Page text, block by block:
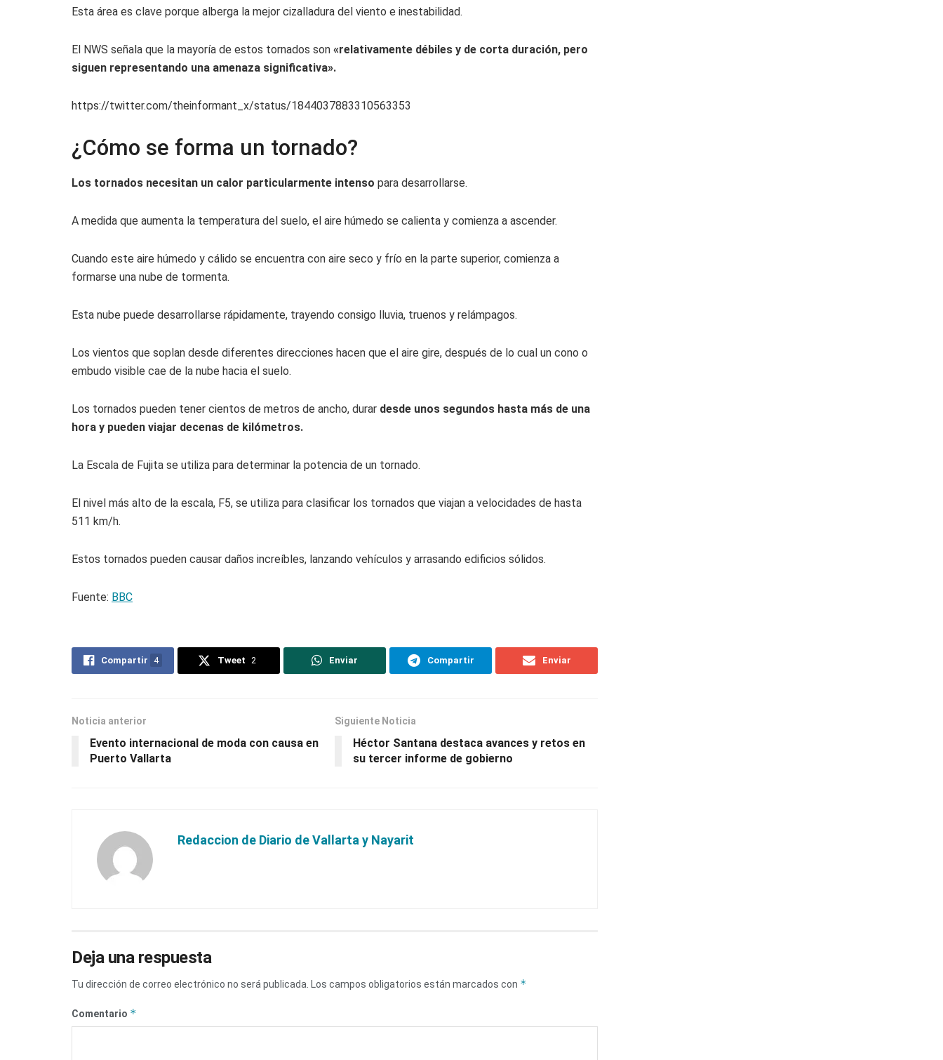
Esta área es clave porque alberga la mejor cizalladura del viento e inestabilidad.
El NWS señala que la mayoría de estos tornados son «relativamente débiles y de corta duración, pero
siguen representando una amenaza significativa».
https://twitter.com/theinformant_x/status/1844037883310563353
¿Cómo se forma un tornado?
Los tornados necesitan un calor particularmente intenso para desarrollarse.
A medida que aumenta la temperatura del suelo, el aire húmedo se calienta y comienza a ascender.
Cuando este aire húmedo y cálido se encuentra con aire seco y frío en la parte superior, comienza a
formarse una nube de tormenta.
Esta nube puede desarrollarse rápidamente, trayendo consigo lluvia, truenos y relámpagos.
Los vientos que soplan desde diferentes direcciones hacen que el aire gire, después de lo cual un cono o
embudo visible cae de la nube hacia el suelo.
Los tornados pueden tener cientos de metros de ancho, durar desde unos segundos hasta más de una
hora y pueden viajar decenas de kilómetros.
La Escala de Fujita se utiliza para determinar la potencia de un tornado.
El nivel más alto de la escala, F5, se utiliza para clasificar los tornados que viajan a velocidades de hasta
511 km/h.
Estos tornados pueden causar daños increíbles, lanzando vehículos y arrasando edificios sólidos.
Fuente: BBC
Compartir 4 Tweet 2 Enviar Compartir Enviar
Noticia anterior
Evento internacional de moda con causa en
Puerto Vallarta
Siguiente Noticia
Héctor Santana destaca avances y retos en
su tercer informe de gobierno
Redaccion de Diario de Vallarta y Nayarit
Deja una respuesta
Tu dirección de correo electrónico no será publicada. Los campos obligatorios están marcados con *
Comentario *